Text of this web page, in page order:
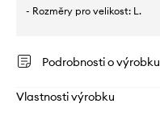
- Rozměry pro velikost: L.
Podrobnosti o výrobku
Vlastnosti výrobku